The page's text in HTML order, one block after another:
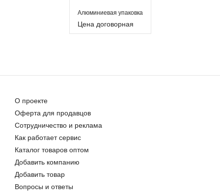
Алюминиевая упаковка
Цена договорная
О проекте
Оферта для продавцов
Сотрудничество и реклама
Как работает сервис
Каталог товаров оптом
Добавить компанию
Добавить товар
Вопросы и ответы